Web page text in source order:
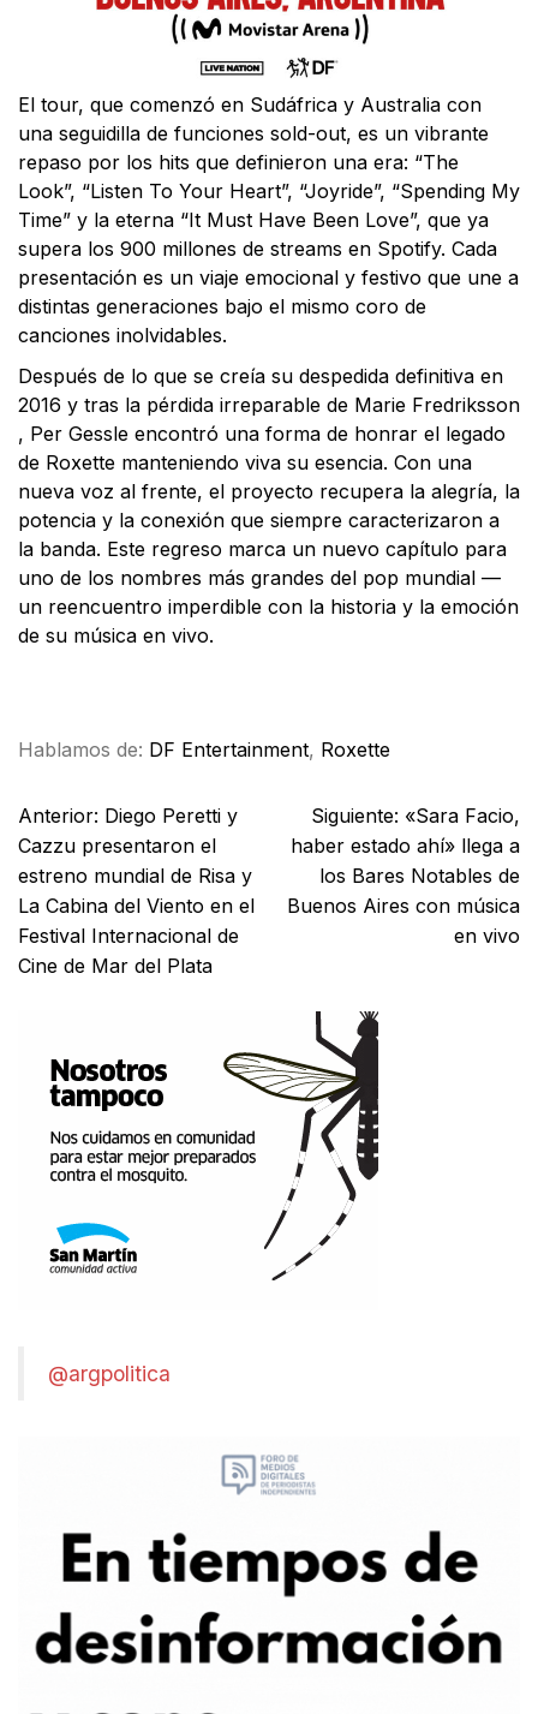
El tour, que comenzó en Sudáfrica y Australia con
una seguidilla de funciones sold-out, es un vibrante
repaso por los hits que definieron una era: “The
Look”, “Listen To Your Heart”, “Joyride”, “Spending My
Time” y la eterna “It Must Have Been Love”, que ya
supera los 900 millones de streams en Spotify. Cada
presentación es un viaje emocional y festivo que une a
distintas generaciones bajo el mismo coro de
canciones inolvidables.
Después de lo que se creía su despedida definitiva en
2016 y tras la pérdida irreparable de Marie Fredriksson
, Per Gessle encontró una forma de honrar el legado
de Roxette manteniendo viva su esencia. Con una
nueva voz al frente, el proyecto recupera la alegría, la
potencia y la conexión que siempre caracterizaron a
la banda. Este regreso marca un nuevo capítulo para
uno de los nombres más grandes del pop mundial —
un reencuentro imperdible con la historia y la emoción
de su música en vivo.
Hablamos de: DF Entertainment, Roxette
Anterior: Diego Peretti y
Cazzu presentaron el
estreno mundial de Risa y
La Cabina del Viento en el
Festival Internacional de
Cine de Mar del Plata
Siguiente: «Sara Facio,
haber estado ahí» llega a
los Bares Notables de
Buenos Aires con música
en vivo
@argpolitica